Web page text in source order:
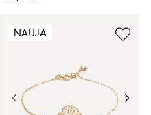
NAUJA